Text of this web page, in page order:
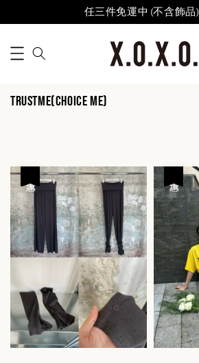
任三件免運中 (不含飾品)
TRUSTME(CHOICE ME)